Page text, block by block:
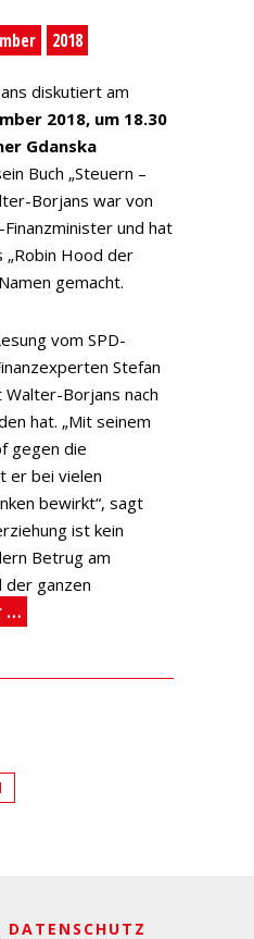
2018
diskutiert am
2018, um 18.30
Gdanska
Buch „Steuern –
Borjans war von
und hat
„Robin Hood der
gemacht.
vom SPD-
Stefan
Borjans nach
hat. „Mit seinem
gegen die
er bei vielen
bewirkt“, sagt
ist kein
Betrug am
der ganzen
…
DATENSCHUTZ